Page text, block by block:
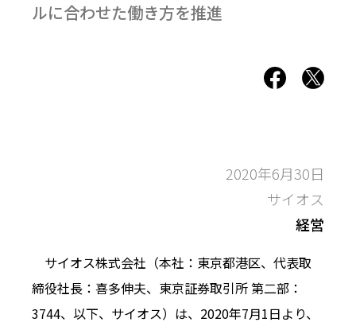
ルに合わせた働き方を推進
2020年6月30日
サイオス
経営
サイオス株式会社（本社：東京都港区、代表取
締役社長：喜多伸夫、東京証券取引所 第二部：
3744、以下、サイオス）は、2020年7月1日より、